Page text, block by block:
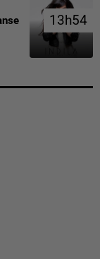
13h54
13h54